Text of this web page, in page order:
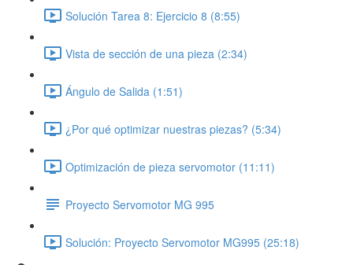
Solución Tarea 8: Ejercicio 8 (8:55)
Vista de sección de una pieza (2:34)
Ángulo de Salida (1:51)
¿Por qué optimizar nuestras piezas? (5:34)
Optimización de pieza servomotor (11:11)
Proyecto Servomotor MG 995
Solución: Proyecto Servomotor MG995 (25:18)